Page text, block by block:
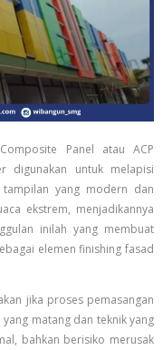
Panel atau ACP
digunakan untuk melapisi
yang modern dan
ekstrem, menjadikannya
inilah yang membuat
elemen finishing fasad
jika proses pemasangan
matang dan teknik yang
bahkan berisiko merusak